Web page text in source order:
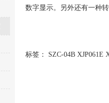
数字显示。另外还有一种
标签： SZC-04B XJP061E